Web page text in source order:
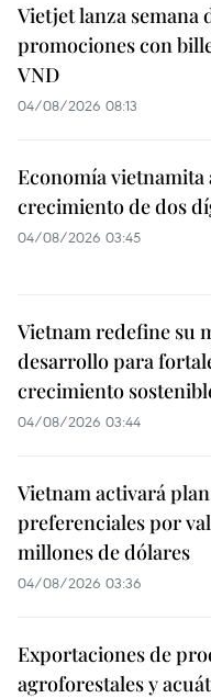
Vietjet lanza semana
promociones con
VND
04/08/2026 08:13
Economía vietnamita
crecimiento de dos
04/08/2026 03:45
Vietnam redefine su
desarrollo para
crecimiento
04/08/2026 03:44
Vietnam activará
preferenciales por
millones de dólares
04/08/2026 03:36
Exportaciones de
agroforestales y